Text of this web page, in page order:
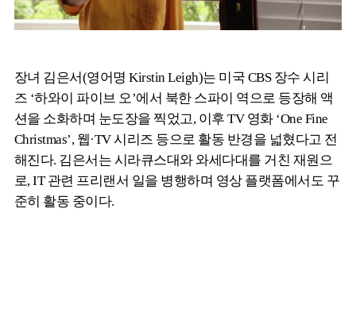
장녀 김은서(영어명 Kirstin Leigh)는 미국 CBS 장수 시리
즈 ‘하와이 파이브 오’에서 북한 스파이 역으로 등장해 액
션을 소화하며 눈도장을 찍었고, 이후 TV 영화 ‘One Fine
Christmas’, 웹·TV 시리즈 등으로 활동 반경을 넓혔다고 전
해진다. 김은서는 시라큐스대와 와세다대를 거친 재원으
로, IT 관련 프리랜서 일을 병행하며 영상 플랫폼에서도 꾸
준히 활동 중이다.